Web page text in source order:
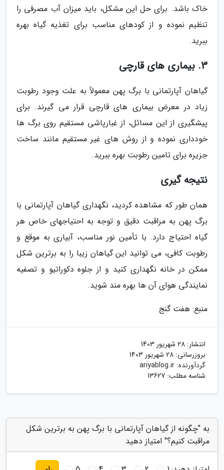
خاک باشد. برای حل این مشکل، باید میزان آب مصرفی را
تنظیم نموده و از کودهای مناسب برای تغذیه گیاه بهره
ببرید.
3. بیماری های قارچی
گیاهان آپارتمانی با برگ پهن معمولاً به علت وجود رطوبت
زیاد در معرض بیماری های قارچی قرار می گیرند. برای
پیشگیری از این مسائل، از غبارپاشی مستقیم روی برگ ها
خودداری نموده و از روش های غیر مستقیم مانند ساخت
جزیره برای تامین رطوبت بهره ببرید.
نتیجه گیری
همان طور که مشاهده کردید، نگهداری گیاهان آپارتمانی با
برگ پهن به مراقبت دقیق و توجه به احتیاجهای خاص هر
گیاه احتیاج دارد. با تأمین نور مناسب، آبیاری به موقع و
رطوبت کافی، می توانید این گیاهان زیبا را به برترین شکل
ممکن در خانه نگهداری کنید و از جلوه دکوراتیو و تصفیه
نمایندگی هوای آن ها بهره مند شوید.
منبع: هفت گنج
انتشار: 28 شهریور 1403
بروزرسانی: 28 شهریور 1403
گردآورنده: ariyablog.ir
شناسه مطلب: 13627
به "چگونه از گیاهان آپارتمانی با برگ پهن به برترین شکل
مراقبت کنیم؟" امتیاز دهید